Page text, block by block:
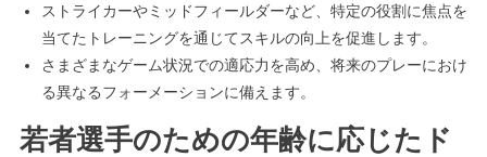
ストライカーやミッドフィールダーなど、特定の役割に焦点を
当てたトレーニングを通じてスキルの向上を促進します。
さまざまなゲーム状況での適応力を高め、将来のプレーにおけ
る異なるフォーメーションに備えます。
若者選手のための年齢に応じたド